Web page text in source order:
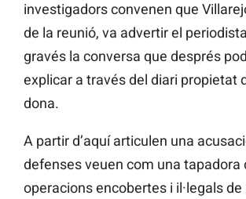
investigadors convenen que
de la reunió, va advertir el
gravés la conversa que després
explicar a través del diari propietat
dona.
A partir d’aquí articulen una
defenses veuen com una tapadora
operacions encobertes i il·legals de